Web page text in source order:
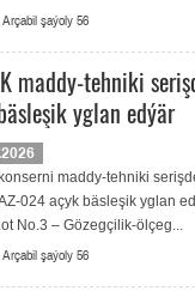
Arçabil şaýoly 56
maddy-tehniki
yglan edýär
maddy-tehniki
024 açyk bäsleşik yglan
No.3 – Gözegçilik-ölçeg...
Arçabil şaýoly 56